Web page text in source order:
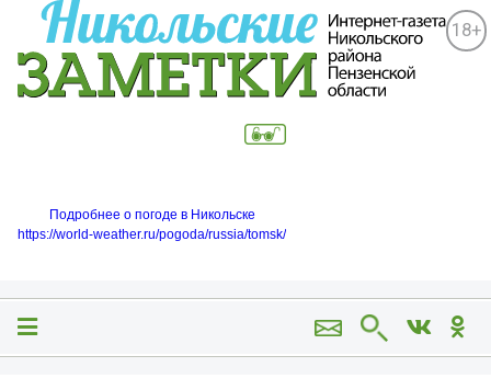
18+
Подробнее о погоде в Никольске
https://world-weather.ru/pogoda/russia/tomsk/